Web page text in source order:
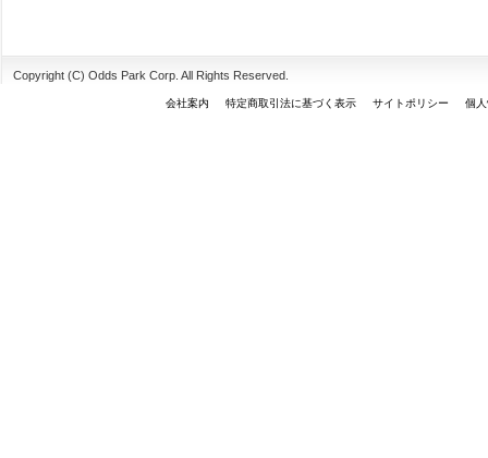
Copyright (C) Odds Park Corp. All Rights Reserved.
会社案内 特定商取引法に基づく表示 サイトポリシー 個